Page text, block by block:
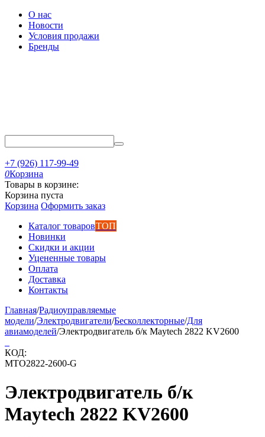
О нас
Новости
Условия продажи
Бренды
+7 (926) 117-99-49
0Корзина
Товары в корзине:
Корзина пуста
Корзина Оформить заказ
Каталог товаровТОП
Новинки
Скидки и акции
Уцененные товары
Оплата
Доставка
Контакты
Главная/Радиоуправляемые
модели/Электродвигатели/Бесколлекторные/Для
авиамоделей/Электродвигатель б/к Maytech 2822 KV2600
КОД:
MTO2822-2600-G
Электродвигатель б/к
Maytech 2822 KV2600